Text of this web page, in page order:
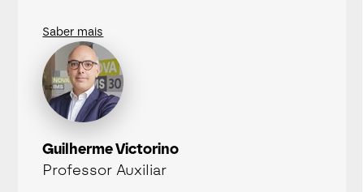
Saber mais
Guilherme Victorino
Professor Auxiliar